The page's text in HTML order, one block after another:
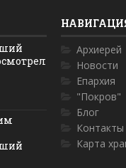
Архиерей
Новости
Епархия
"Покров"
Блог
Контакты
Карта